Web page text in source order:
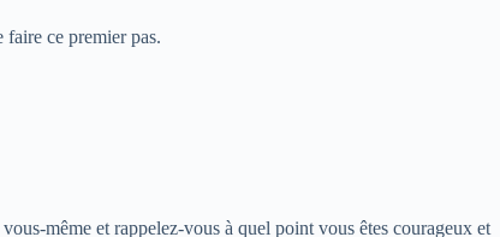
faire ce premier pas.
même et rappelez-vous à quel point vous êtes courageux et